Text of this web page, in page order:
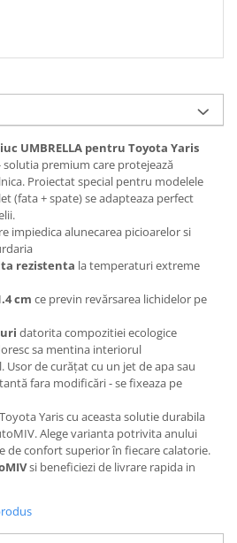
UMBRELLA pentru Toyota Yaris
solutia premium care protejează
Proiectat special pentru modelele
(fata + spate) se adapteaza perfect
impiedica alunecarea picioarelor si
rezistenta la temperaturi extreme
cm ce previn revărsarea lichidelor pe
datorita compozitiei ecologice
sa mentina interiorul
de curățat cu un jet de apa sau
fara modificări - se fixeaza pe
Yaris cu aceasta solutie durabila
Alege varianta potrivita anului
de confort superior în fiecare calatorie.
si beneficiezi de livrare rapida in